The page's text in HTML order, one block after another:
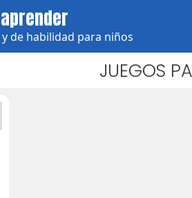
de habilidad para niños
JUEGOS